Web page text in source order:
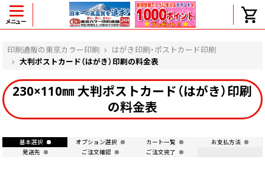
メニュー
印刷通販の東京カラー印刷
はがき印刷・ポストカード印刷
大判ポストカード（はがき）印刷の料金表
230×110㎜ 大判ポストカード（はがき）印刷
の料金表
基本選択 オプション選択 カート一覧
お支払方法
発送先
ご注文確認 ご注文完了
ヘルプ
よくある質問
入金・決済後、入金情報画面に反映されま
価格表にない部数の注文は可能ですか？
出荷からお届けまでの日数を教えてくださ